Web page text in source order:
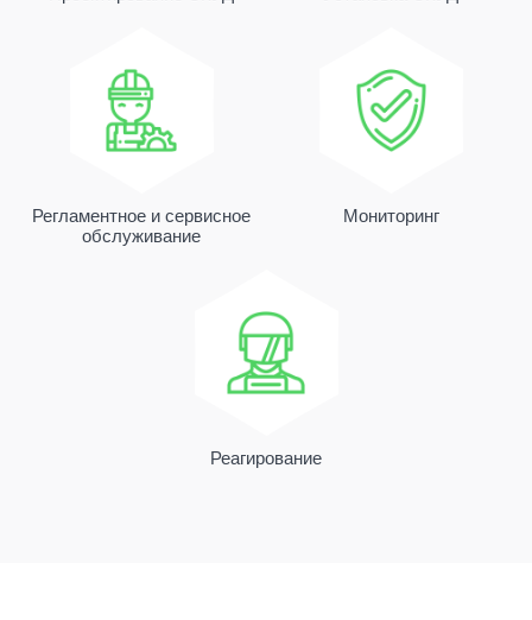
Регламентное и сервисное
обслуживание
Мониторинг
Реагирование